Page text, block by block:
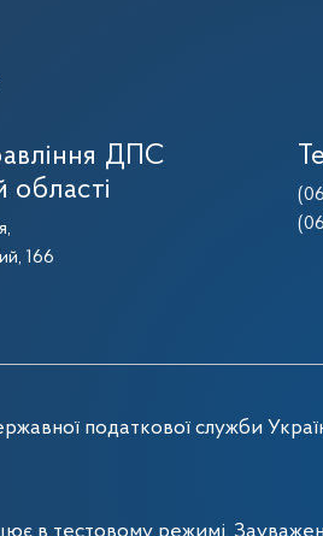
ДПС
області
166
податкової служби
в тестовому режимі.